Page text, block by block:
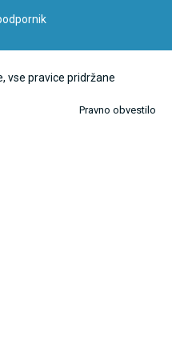
vse pravice pridržane
Pravno obvestilo